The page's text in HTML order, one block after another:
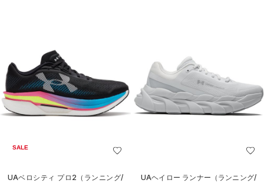
SALE
UAベロシティ プロ2（ランニング/
UAヘイロー ランナー（ランニング/